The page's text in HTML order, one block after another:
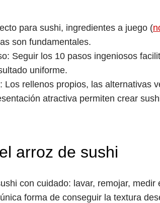
para sushi, ingredientes a juego (
son fundamentales.
Seguir los 10 pasos ingeniosos
uniforme.
Los rellenos propios, las alternativas
atractiva permiten crear
arroz de sushi
con cuidado: lavar, remojar,
forma de conseguir la textura